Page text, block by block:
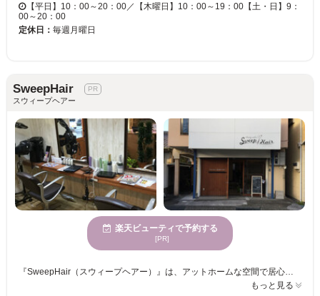
【平日】10：00～20：00／【木曜日】10：00～19：00【土・日】9：
00～20：00
定休日： 毎週月曜日
SweepHair
スウィープヘアー
楽天ビューティで予約する
[PR]
もっと見る